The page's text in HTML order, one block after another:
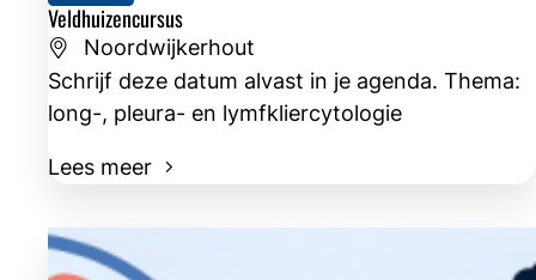
Veldhuizencursus
Noordwijkerhout
Schrijf deze datum alvast in je agenda. Thema:
long-, pleura- en lymfkliercytologie
Lees meer